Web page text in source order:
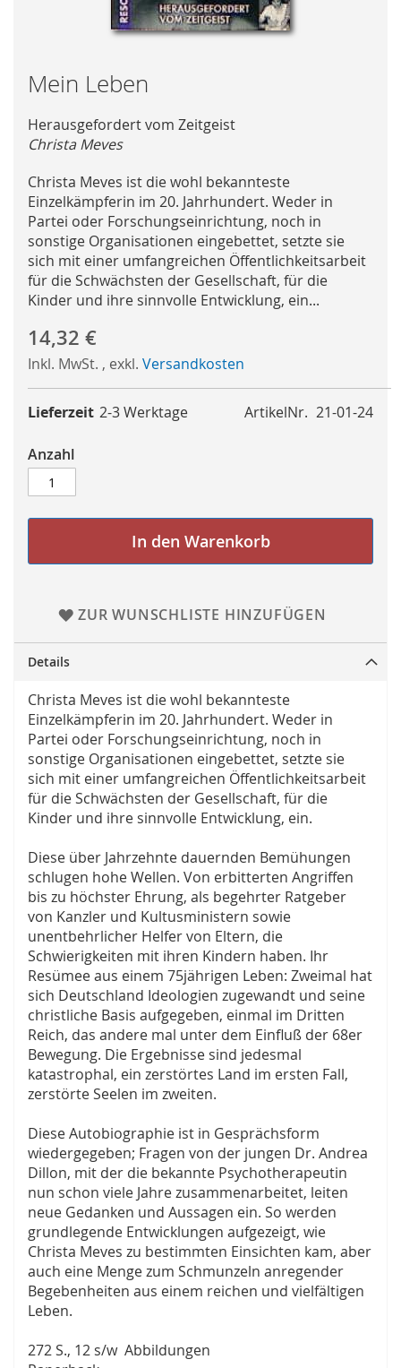
Skip
to
the
beginning
of
the
images
gallery
Mein Leben
Herausgefordert vom Zeitgeist
Christa Meves
Christa Meves ist die wohl bekannteste
Einzelkämpferin im 20. Jahrhundert. Weder in
Partei oder Forschungseinrichtung, noch in
sonstige Organisationen eingebettet, setzte sie
sich mit einer umfangreichen Öffentlichkeitsarbeit
für die Schwächsten der Gesellschaft, für die
Kinder und ihre sinnvolle Entwicklung, ein...
14,32 €
Inkl. MwSt. , exkl. Versandkosten
ArtikelNr. 21-01-24
Lieferzeit 2-3 Werktage
Anzahl
In den Warenkorb
ZUR WUNSCHLISTE HINZUFÜGEN
Details
Christa Meves ist die wohl bekannteste
Einzelkämpferin im 20. Jahrhundert. Weder in
Partei oder Forschungseinrichtung, noch in
sonstige Organisationen eingebettet, setzte sie
sich mit einer umfangreichen Öffentlichkeitsarbeit
für die Schwächsten der Gesellschaft, für die
Kinder und ihre sinnvolle Entwicklung, ein.
Diese über Jahrzehnte dauernden Bemühungen
schlugen hohe Wellen. Von erbitterten Angriffen
bis zu höchster Ehrung, als begehrter Ratgeber
von Kanzler und Kultusministern sowie
unentbehrlicher Helfer von Eltern, die
Schwierigkeiten mit ihren Kindern haben. Ihr
Resümee aus einem 75jährigen Leben: Zweimal hat
sich Deutschland Ideologien zugewandt und seine
christliche Basis aufgegeben, einmal im Dritten
Reich, das andere mal unter dem Einfluß der 68er
Bewegung. Die Ergebnisse sind jedesmal
katastrophal, ein zerstörtes Land im ersten Fall,
zerstörte Seelen im zweiten.
Diese Autobiographie ist in Gesprächsform
wiedergegeben; Fragen von der jungen Dr. Andrea
Dillon, mit der die bekannte Psychotherapeutin
nun schon viele Jahre zusammenarbeitet, leiten
neue Gedanken und Aussagen ein. So werden
grundlegende Entwicklungen aufgezeigt, wie
Christa Meves zu bestimmten Einsichten kam, aber
auch eine Menge zum Schmunzeln anregender
Begebenheiten aus einem reichen und vielfältigen
Leben.
272 S., 12 s/w Abbildungen